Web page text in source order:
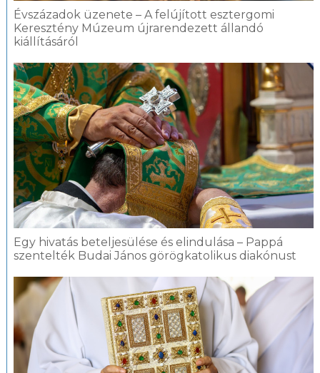
Évszázadok üzenete – A felújított esztergomi
Keresztény Múzeum újrarendezett állandó
kiállításáról
Egy hivatás beteljesülése és elindulása – Pappá
szentelték Budai János görögkatolikus diakónust